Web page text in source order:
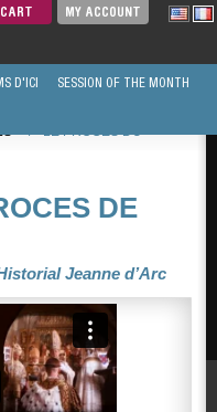
CART MY ACCOUNT
D'ICI SESSION OF THE MONTH
/
LE PROCES DU
DE
Jeanne d’Arc